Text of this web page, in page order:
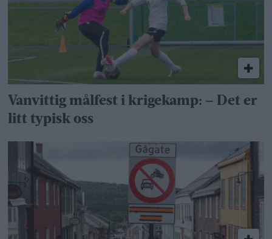
Vanvittig målfest i krigekamp: – Det er
litt typisk oss